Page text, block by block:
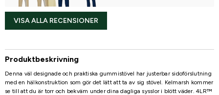
VISA ALLA RECENSIONER
Produktbeskrivning
Denna väl designade och praktiska gummistövel har justerbar sidoförslutning
med en hälkonstruktion som gör det lätt att ta av sig stövel. Kelmarsh kommer
se till att du är torr och bekväm under dina dagliga sysslor i blött väder. 4LR™